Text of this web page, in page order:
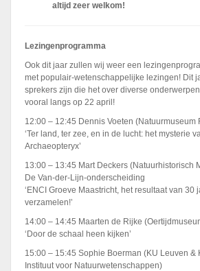
altijd zeer welkom!
Lezingenprogramma
Ook dit jaar zullen wij weer een
met populair-wetenschappelijke lezingen! Dit
sprekers zijn die het over diverse
vooral langs op 22 april!
12:00 – 12:45 Dennis Voeten (Natuurmuseum
‘Ter land, ter zee, en in de lucht: het mysterie
Archaeopteryx’
13:00 – 13:45 Mart Deckers (Natuurhistorisch
De Van-der-Lijn-onderscheiding
‘ENCI Groeve Maastricht, het resultaat van 30
verzamelen!’
14:00 – 14:45 Maarten de Rijke
‘Door de schaal heen kijken’
15:00 – 15:45 Sophie Boerman (KU Leuven &
Instituut voor Natuurwetenschappen)